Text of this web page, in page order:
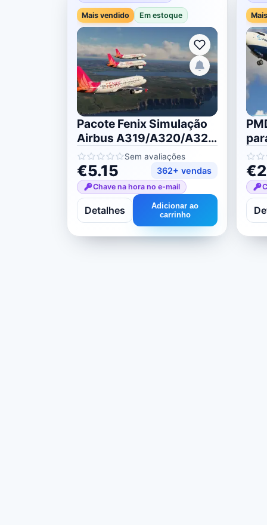
Mais vendido Em estoque
Pacote Fenix ​​Simulação
Airbus A319/A320/A321
para MSFS 2020/2024
Sem avaliações
€5.15 362+ vendas
Chave na hora no e-mail
Detalhes
Adicionar ao
carrinho